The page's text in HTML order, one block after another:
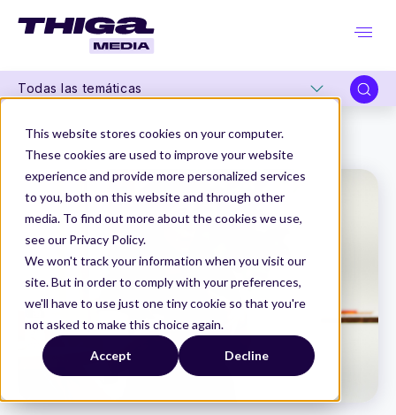
This website stores cookies on your computer.
These cookies are used to improve your website
experience and provide more personalized services
to you, both on this website and through other
media. To find out more about the cookies we use,
see our Privacy Policy.
We won't track your information when you visit our
site. But in order to comply with your preferences,
we'll have to use just one tiny cookie so that you're
not asked to make this choice again.
Accept Decline
Todas las temáticas
Thiga Media
Product & Tech Leadership Summit